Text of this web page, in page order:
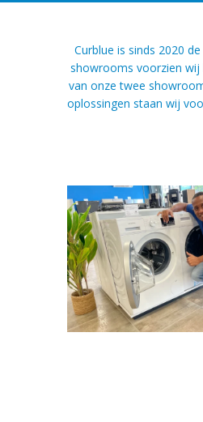
Curblue is sinds 2020
showrooms voorzien wij
van onze twee
oplossingen staan wij